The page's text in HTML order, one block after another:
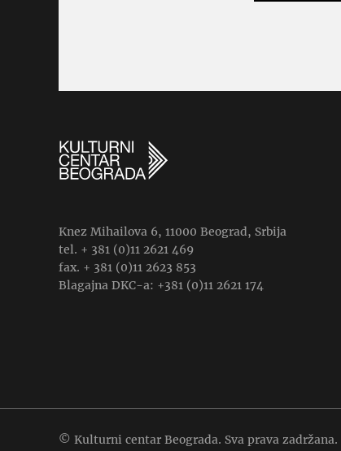
Knez Mihailova 6, 11000 Beograd, Srbija
tel. + 381 (0)11 2621 469
fax. + 381 (0)11 2623 853
Blagajna DKC-a: +381 (0)11 2621 174
© Kulturni centar Beograda. Sva prava zadržana.